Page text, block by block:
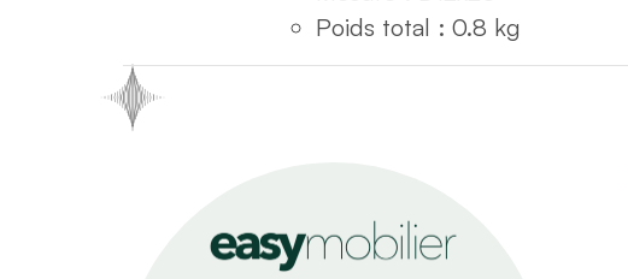
Poids total : 0.8 kg